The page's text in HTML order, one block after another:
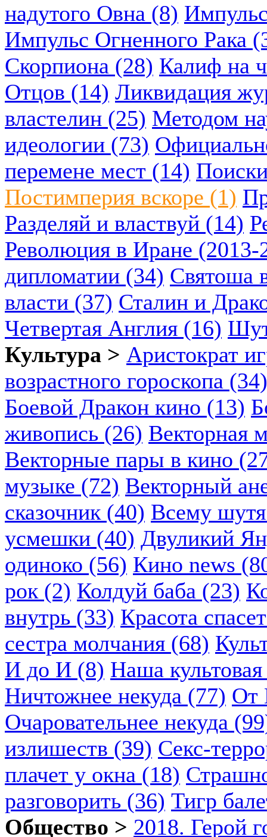
надутого Овна (8)
Импульс Огненного Рака
Скорпиона (28) Калиф на
Отцов (14) Ликвидация
властелин (25) Методом
идеологии (73)
перемене мест (14)
Постимперия вскоре (1)
Разделяй и властвуй (14)
Революция в Иране (2013-
дипломатии (34) Святоша
власти (37) Сталин и
Четвертая Англия (16)
Культура > Аристократ
возрастного гороскопа (34)
Боевой Дракон кино (13)
живопись (26) Векторная
Векторные пары в кино
музыке (72) Векторный
сказочник (40) Всему
усмешки (40) Двуликий
одиноко (56) Кино news
рок (2) Колдуй баба (23)
внутрь (33) Красота
сестра молчания (68)
И до И (8) Наша
Ничтожнее некуда (77) От
Очаровательнее некуда
излишеств (39) Секс-
плачет у окна (18)
разговорить (36) Тигр
Общество > 2018. Герой